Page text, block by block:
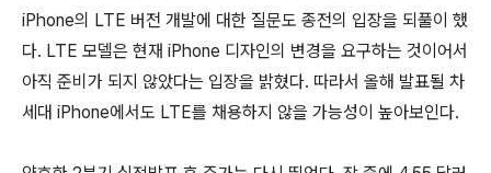
iPhone의 LTE 버전 개발에 대한 질문도 종전의 입장을 되풀이 했
다. LTE 모델은 현재 iPhone 디자인의 변경을 요구하는 것이어서
아직 준비가 되지 않았다는 입장을 밝혔다. 따라서 올해 발표될 차
세대 iPhone에서도 LTE를 채용하지 않을 가능성이 높아보인다.